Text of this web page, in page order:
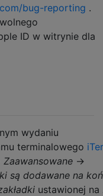
bug-reporting .
ID w witrynie dla
wydaniu
terminalowego
Zaawansowane →
są dodawane na
ustawionej na